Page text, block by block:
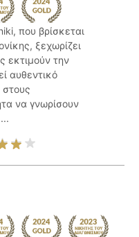
που βρίσκεται
ξεχωρίζει
εκτιμούν την
αυθεντικό
να γνωρίσουν